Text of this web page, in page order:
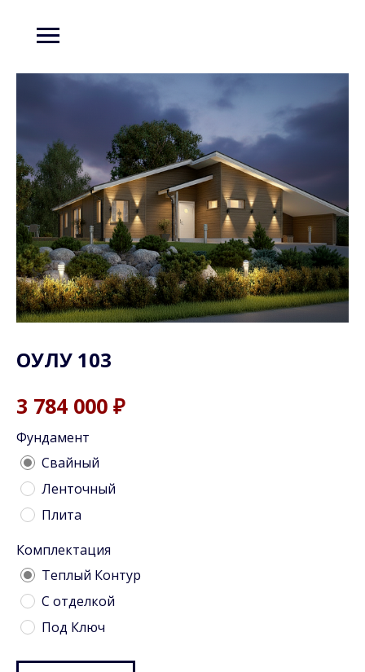
ОУЛУ 103
3 784 000 ₽
Фундамент
Cвайный
Ленточный
Плита
Комплектация
Теплый Контур
С отделкой
Под Ключ